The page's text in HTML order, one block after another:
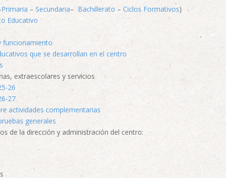
Primaria – Secundaria– Bachillerato – Ciclos Formativos)
Educativo
funcionamiento
que se desarrollan en el centro
extraescolares y servicios
26
27
actividades complementarias
generales
de la dirección y administración del centro: